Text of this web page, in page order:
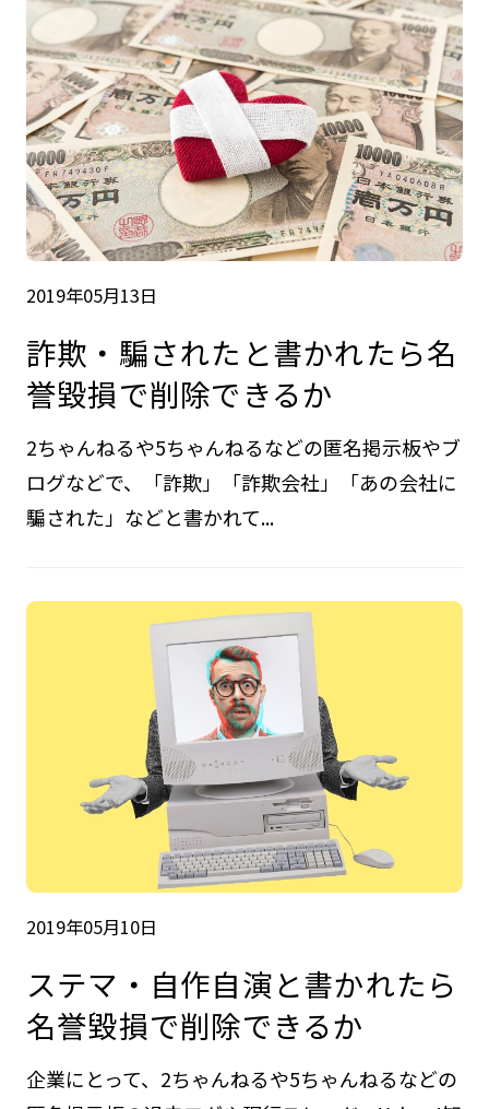
2019年05月13日
詐欺・騙されたと書かれたら名
誉毀損で削除できるか
2ちゃんねるや5ちゃんねるなどの匿名掲示板やブ
ログなどで、「詐欺」「詐欺会社」「あの会社に
騙された」などと書かれて...
2019年05月10日
ステマ・自作自演と書かれたら
名誉毀損で削除できるか
企業にとって、2ちゃんねるや5ちゃんねるなどの